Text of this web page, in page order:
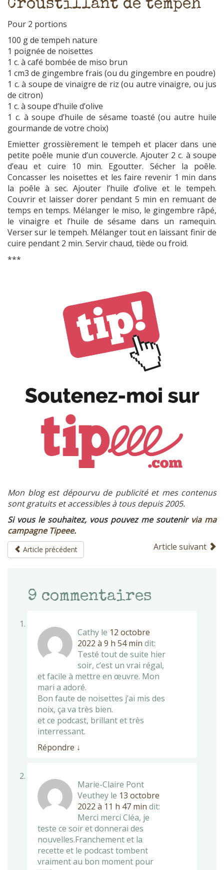
Croustillant de tempeh
Pour 2 portions
100 g de tempeh nature
1 poignée de noisettes
1 c. à café bombée de miso brun
1 cm3 de gingembre frais (ou du gingembre en poudre)
1 c. à soupe de vinaigre de riz (ou autre vinaigre, ou jus
de citron)
1 c. à soupe d’huile d’olive
1 c. à soupe d’huile de sésame toasté (ou autre huile
gourmande de votre choix)
Emietter grossièrement le tempeh et placer dans une
petite poêle munie d’un couvercle. Ajouter 2 c. à soupe
d’eau et cuire 10 min. Egoutter. Sécher la poêle.
Concasser les noisettes et les faire revenir 1 min dans
la poêle à sec. Ajouter l’huile d’olive et le tempeh.
Couvrir et laisser dorer pendant 5 min en remuant de
temps en temps. Mélanger le miso, le gingembre râpé,
le vinaigre et l’huile de sésame dans un ramequin.
Verser sur le tempeh. Mélanger tout en laissant finir de
cuire pendant 2 min. Servir chaud, tiède ou froid.
***
Mon blog est dépourvu de publicité et mes contenus
sont gratuits et accessibles à tous depuis 2005.
Si vous le souhaitez, vous pouvez me soutenir via ma
campagne Tipeee.
Article précédent Article suivant
9 commentaires
Cathy le 12 octobre
2022 à 9 h 54 min dit:
Testé tout de suite hier
soir, c’est un vrai régal,
et facile à mettre en œuvre. Mon
mari a adoré.
Bon faute de noisettes j’ai mis des
noix, ça va très bien.
et ce podcast, brillant et très
interressant.
Répondre ↓
Marie-Claire Pont
Veuthey le 13 octobre
2022 à 11 h 47 min dit:
Merci merci Cléa, je
teste ce soir et donnerai des
nouvelles.Franchement et la
recette et le podcast tombent
vraiment au bon moment pour